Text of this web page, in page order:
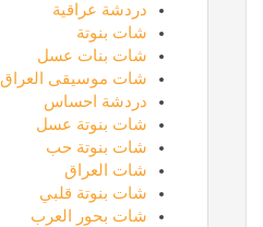
دردشة عراقية
شات بنوتة
شات بنات عسل
شات موسيقى العراق
دردشة احساس
شات بنوتة عسل
شات بنوتة حب
شات العراق
شات بنوتة قلبي
شات بحور العرب